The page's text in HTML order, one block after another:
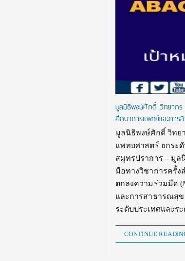
มูลนิธิพงษ์ศักดิ์ วิทยากร
ศึกษาการแพทย์และการ
มูลนิธิพงษ์ศักดิ์ วิทย
แพทยศาสตร์ ยกระ
สมุทรปราการ – มูล
มือทางวิชาการครั้ง
ตกลงความร่วมมือ
และการสาธารณสุ
ระดับประเทศและร
CONTINUE